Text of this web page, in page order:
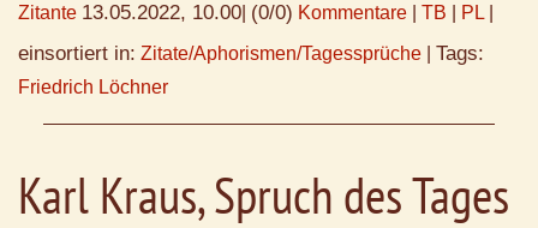
Zitante 13.05.2022, 10.00 (0/0) Kommentare TB PL
einsortiert in: Zitate/Aphorismen/Tagessprüche Tags:
Friedrich Löchner
Karl Kraus, Spruch des Tages